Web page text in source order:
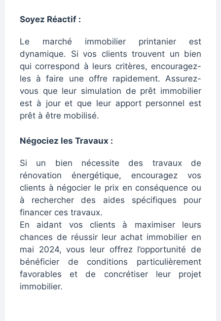
Soyez Réactif :
Le marché immobilier printanier est
dynamique. Si vos clients trouvent un bien
qui correspond à leurs critères, encouragez-
les à faire une offre rapidement. Assurez-
vous que leur simulation de prêt immobilier
est à jour et que leur apport personnel est
prêt à être mobilisé.
Négociez les Travaux :
Si un bien nécessite des travaux de
rénovation énergétique, encouragez vos
clients à négocier le prix en conséquence ou
à rechercher des aides spécifiques pour
financer ces travaux.
En aidant vos clients à maximiser leurs
chances de réussir leur achat immobilier en
mai 2024, vous leur offrez l’opportunité de
bénéficier de conditions particulièrement
favorables et de concrétiser leur projet
immobilier.